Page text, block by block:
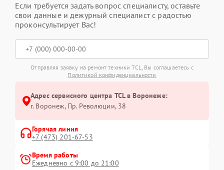
Если требуется задать вопрос специалисту, оставьте
свои данные и дежурный специалист с радостью
проконсультирует Вас!
Отправляя заявку на ремонт техники TCL, Вы соглашаетесь с
Политикой конфиденциальности
Адрес сервисного центра TCL в Воронеже:
г. Воронеж, Пр. Революции, 38
Горячая линия
+7 (473) 201-67-53
Время работы
Ежедневно с 9:00 до 21:00